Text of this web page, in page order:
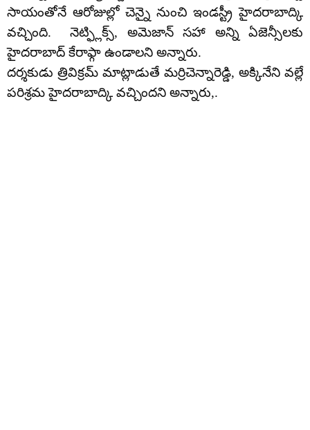
సాయంతోనే ఆరోజుల్లో చెన్నై నుంచి ఇండస్ట్రీ హైదరాబాద్కి
వచ్చింది. నెట్ఫ్లిక్స్, అమెజాన్ సహా అన్ని ఏజెన్సీలకు
హైదరాబాద్ కేరాఫ్గా ఉండాలని అన్నారు.
దర్శకుడు త్రివిక్రమ్ మాట్లాడుతే మర్రిచెన్నారెడ్డి, అక్కినేని వల్లే
పరిశ్రమ హైదరాబాద్కి వచ్చిందని అన్నారు,.